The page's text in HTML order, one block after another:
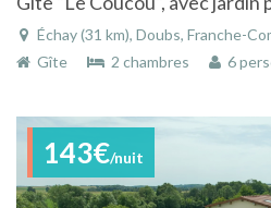
Échay (31 km), Doubs, Franche-Comté,
Gîte
2 chambres 6
143€/nuit